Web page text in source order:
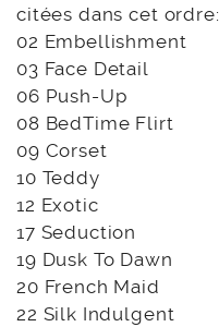
citées dans cet ordre:
02 Embellishment
03 Face Detail
06 Push-Up
08 BedTime Flirt
09 Corset
10 Teddy
12 Exotic
17 Seduction
19 Dusk To Dawn
20 French Maid
22 Silk Indulgent